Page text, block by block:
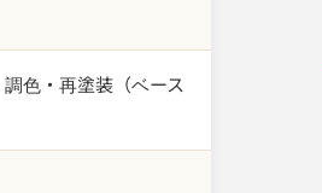
色・再塗装（ベース